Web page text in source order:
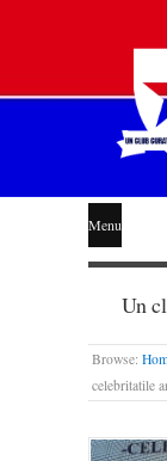
Menu
Un
Browse:
celebritatile